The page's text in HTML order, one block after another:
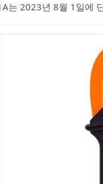
는 2023년 8월 1일에